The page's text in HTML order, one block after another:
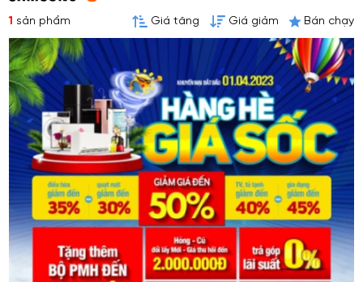
1 sản phẩm Giá tăng Giá giảm Bán chạy